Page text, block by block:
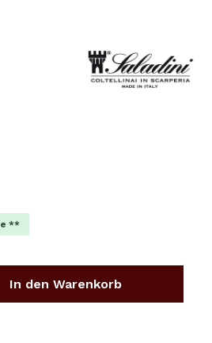
**
gewünschten Wert
In den Warenkorb